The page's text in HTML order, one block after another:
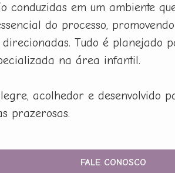
conduzidas em um ambiente
do processo,
Tudo é planejado
na área infantil.
acolhedor e desenvolvido
prazerosas.
FALE CONOSCO